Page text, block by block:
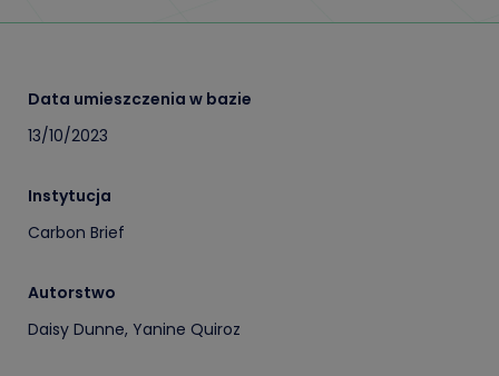
Data umieszczenia w bazie
13/10/2023
Instytucja
Carbon Brief
Autorstwo
Daisy Dunne, Yanine Quiroz